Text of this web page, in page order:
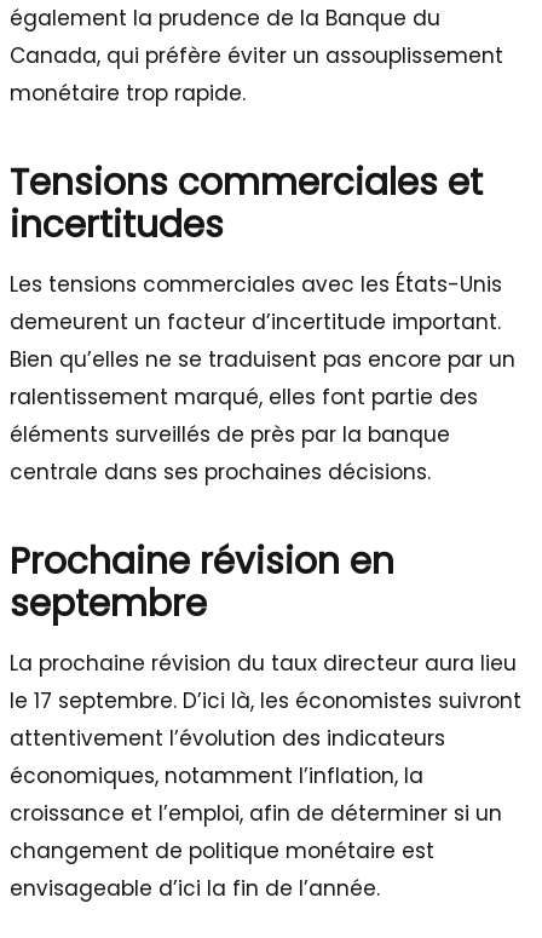
également la prudence de la Banque du
Canada, qui préfère éviter un assouplissement
monétaire trop rapide.
Tensions commerciales et
incertitudes
Les tensions commerciales avec les États-Unis
demeurent un facteur d’incertitude important.
Bien qu’elles ne se traduisent pas encore par un
ralentissement marqué, elles font partie des
éléments surveillés de près par la banque
centrale dans ses prochaines décisions.
Prochaine révision en
septembre
La prochaine révision du taux directeur aura lieu
le 17 septembre. D’ici là, les économistes suivront
attentivement l’évolution des indicateurs
économiques, notamment l’inflation, la
croissance et l’emploi, afin de déterminer si un
changement de politique monétaire est
envisageable d’ici la fin de l’année.